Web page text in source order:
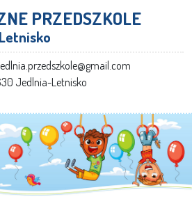
PRZEDSZKOLE
Jedlnia-Letnisko